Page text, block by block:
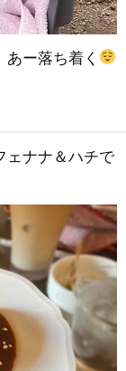
ー落ち着く
ェナナ＆ハチで